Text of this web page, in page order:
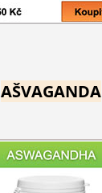
AŠVAGANDA